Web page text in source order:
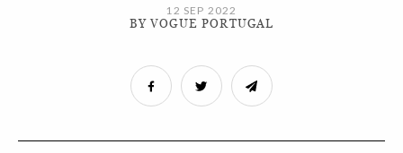
12 SEP 2022
BY VOGUE PORTUGAL